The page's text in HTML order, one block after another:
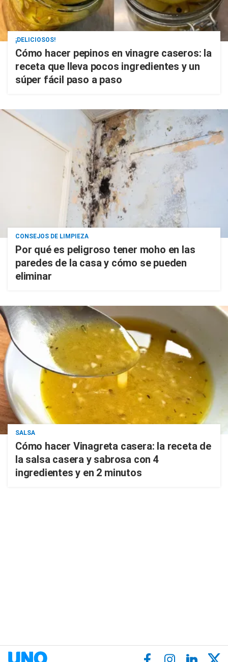
¡DELICIOSOS!
Cómo hacer pepinos en vinagre caseros: la
receta que lleva pocos ingredientes y un
súper fácil paso a paso
CONSEJOS DE LIMPIEZA
Por qué es peligroso tener moho en las
paredes de la casa y cómo se pueden
eliminar
SALSA
Cómo hacer Vinagreta casera: la receta de
la salsa casera y sabrosa con 4
ingredientes y en 2 minutos